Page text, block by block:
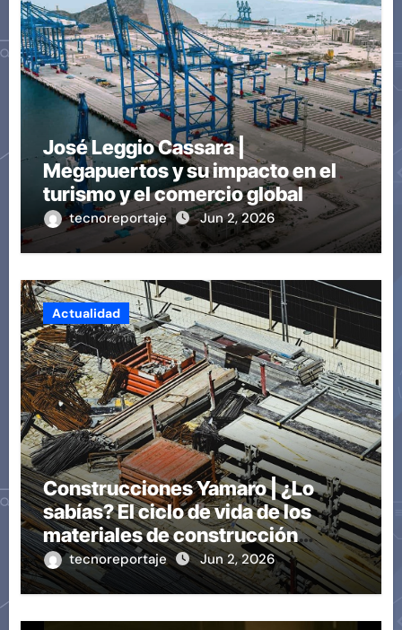
José Leggio Cassara |
Megapuertos y su impacto en el
turismo y el comercio global
tecnoreportaje Jun 2, 2026
Actualidad
Construcciones Yamaro | ¿Lo
sabías? El ciclo de vida de los
materiales de construcción
revoluciona eficiencia en
proyectos modernos
tecnoreportaje Jun 2, 2026